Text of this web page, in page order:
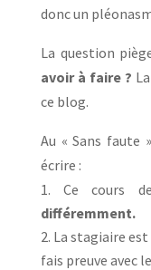
donc un
La question
avoir à faire ?
ce blog.
Au « Sans faute
écrire :
Ce cours
différemment.
La stagiaire est
fais preuve avec